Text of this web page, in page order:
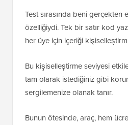
Test sırasında beni gerçekten
özelliğiydi. Tek bir satır kod
her üye için içeriği
Bu kişiselleştirme seviyesi
tam olarak istediğiniz gibi
sergilemenize olanak tanır.
Bunun ötesinde, araç, hem